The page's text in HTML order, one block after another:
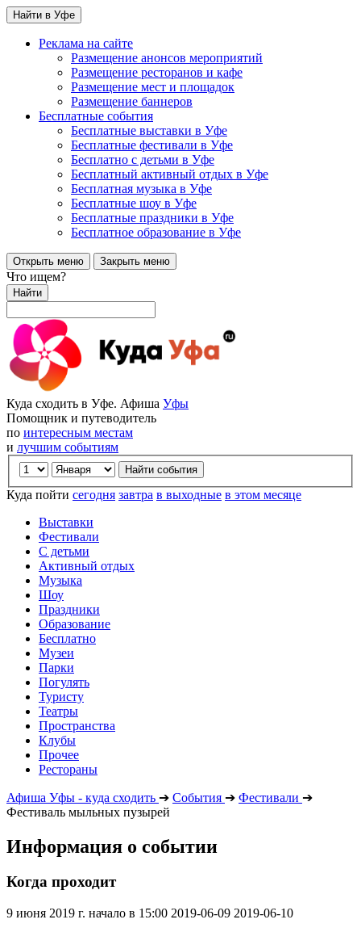
Найти в Уфе
Реклама на сайте
Размещение анонсов мероприятий
Размещение ресторанов и кафе
Размещение мест и площадок
Размещение баннеров
Бесплатные события
Бесплатные выставки в Уфе
Бесплатные фестивали в Уфе
Бесплатно с детьми в Уфе
Бесплатный активный отдых в Уфе
Бесплатная музыка в Уфе
Бесплатные шоу в Уфе
Бесплатные праздники в Уфе
Бесплатное образование в Уфе
Открыть меню Закрыть меню
Что ищем?
Найти
Куда сходить в Уфе. Афиша Уфы
Помощник и путеводитель
по интересным местам
и лучшим событиям
Куда пойти сегодня завтра в выходные в этом месяце
Выставки
Фестивали
С детьми
Активный отдых
Музыка
Шоу
Праздники
Образование
Бесплатно
Музеи
Парки
Погулять
Туристу
Театры
Пространства
Клубы
Прочее
Рестораны
Афиша Уфы - куда сходить ➔ События ➔ Фестивали ➔
Фестиваль мыльных пузырей
Информация о событии
Когда проходит
9 июня 2019 г. начало в 15:00 2019-06-09 2019-06-10